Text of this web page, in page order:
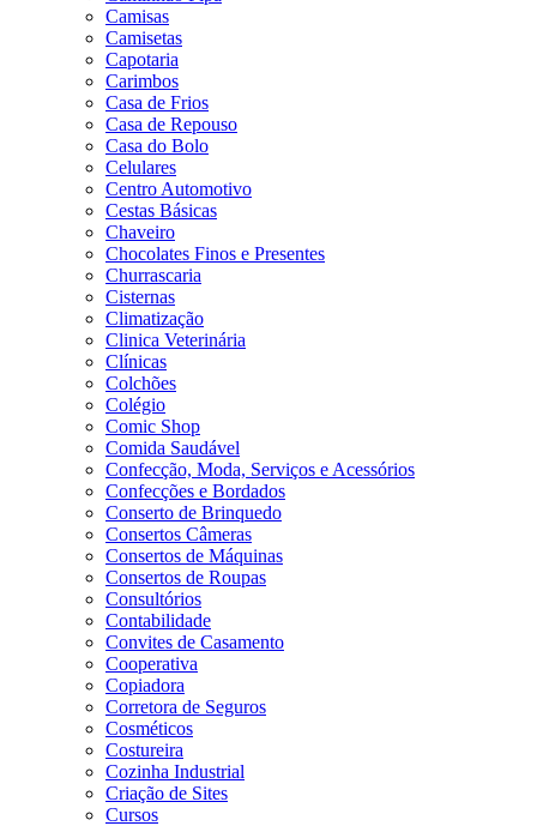
Camisas
Camisetas
Capotaria
Carimbos
Casa de Frios
Casa de Repouso
Casa do Bolo
Celulares
Centro Automotivo
Cestas Básicas
Chaveiro
Chocolates Finos e Presentes
Churrascaria
Cisternas
Climatização
Clinica Veterinária
Clínicas
Colchões
Colégio
Comic Shop
Comida Saudável
Confecção, Moda, Serviços e Acessórios
Confecções e Bordados
Conserto de Brinquedo
Consertos Câmeras
Consertos de Máquinas
Consertos de Roupas
Consultórios
Contabilidade
Convites de Casamento
Cooperativa
Copiadora
Corretora de Seguros
Cosméticos
Costureira
Cozinha Industrial
Criação de Sites
Cursos